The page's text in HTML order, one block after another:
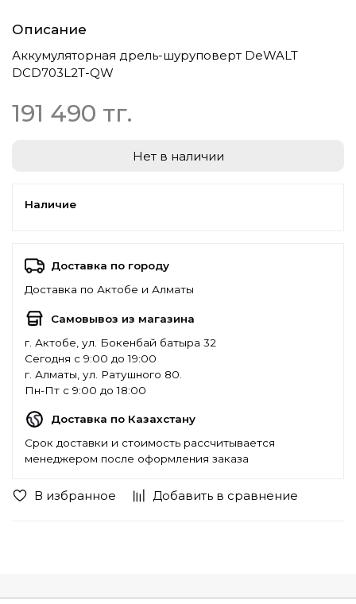
В избранное Добавить в сравнение
Описание
Аккумуляторная дрель-шуруповерт DeWALT
DCD703L2T-QW
191 490 тг.
Нет в наличии
Наличие
Доставка по городу
Доставка по Актобе и Алматы
Самовывоз из магазина
г. Актобе, ул. Бокенбай батыра 32
Сегодня с 9:00 до 19:00
г. Алматы, ул. Ратушного 80.
Пн-Пт с 9:00 до 18:00
Доставка по Казахстану
Срок доставки и стоимость рассчитывается
менеджером после оформления заказа